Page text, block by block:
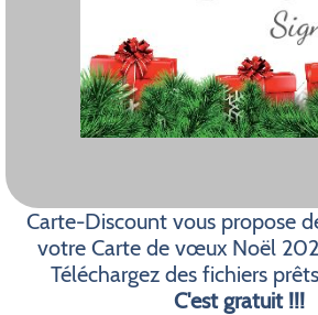
Carte-Discount vous propose
votre Carte de vœux Noël
Téléchargez des fichiers
C'est gratuit !!!